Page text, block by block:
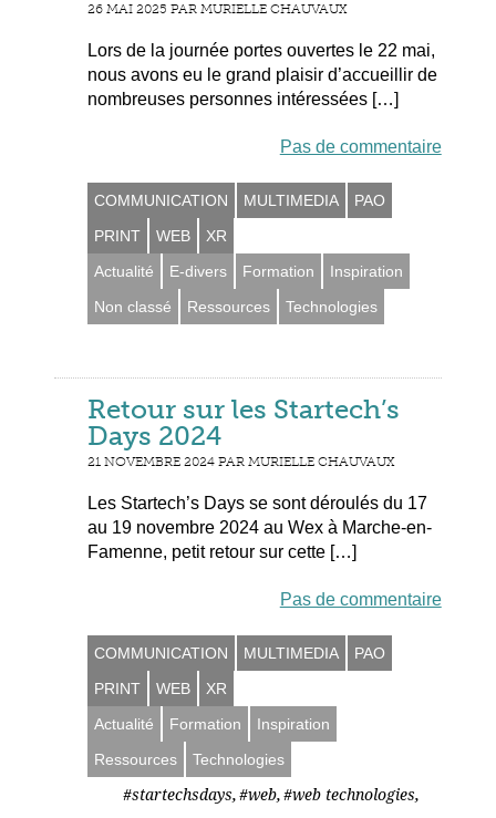
26 MAI 2025 PAR MURIELLE CHAUVAUX
Lors de la journée portes ouvertes le 22 mai,
nous avons eu le grand plaisir d’accueillir de
nombreuses personnes intéressées […]
Pas de commentaire
COMMUNICATION MULTIMEDIA
PAO
PRINT
WEB
XR
Actualité
E-divers Formation
Inspiration
Non classé
Ressources Technologies
Retour sur les Startech’s
Days 2024
21 NOVEMBRE 2024 PAR MURIELLE CHAUVAUX
Les Startech’s Days se sont déroulés du 17
au 19 novembre 2024 au Wex à Marche-en-
Famenne, petit retour sur cette […]
Pas de commentaire
COMMUNICATION MULTIMEDIA
PAO
PRINT
WEB
XR
Actualité
Formation
Inspiration
Ressources
Technologies
#startechsdays, #web, #web technologies,